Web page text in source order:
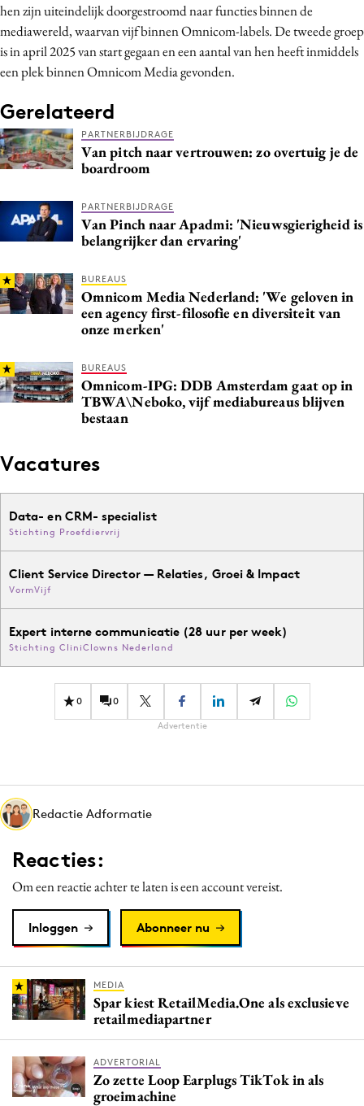
Media
Merkstrategie
PR
Programmatic
Purpose Marketing
Reputatie & crisis
hen zijn uiteindelijk doorgestroomd naar functies binnen de
mediawereld, waarvan vijf binnen Omnicom-labels. De tweede groep
is in april 2025 van start gegaan en een aantal van hen heeft inmiddels
een plek binnen Omnicom Media gevonden.
Gerelateerd
PARTNERBIJDRAGE
Van pitch naar vertrouwen: zo overtuig je de
boardroom
PARTNERBIJDRAGE
Van Pinch naar Apadmi: 'Nieuwsgierigheid is
belangrijker dan ervaring'
BUREAUS
Omnicom Media Nederland: 'We geloven in
een agency first-filosofie en diversiteit van
onze merken'
BUREAUS
Omnicom-IPG: DDB Amsterdam gaat op in
TBWA\Neboko, vijf mediabureaus blijven
bestaan
Vacatures
Data- en CRM- specialist
Stichting Proefdiervrij
Client Service Director — Relaties, Groei & Impact
VormVijf
Expert interne communicatie (28 uur per week)
Stichting CliniClowns Nederland
0 0
Advertentie
Redactie Adformatie
Reacties:
Om een reactie achter te laten is een account vereist.
Inloggen Abonneer nu
MEDIA
Spar kiest RetailMedia.One als exclusieve
retailmediapartner
ADVERTORIAL
Zo zette Loop Earplugs TikTok in als
groeimachine